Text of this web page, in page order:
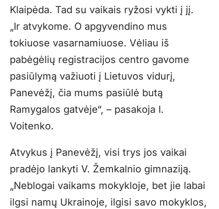
Klaipėda. Tad su vaikais ryžosi vykti į jį.
„Ir atvykome. O apgyvendino mus
tokiuose vasarnamiuose. Vėliau iš
pabėgėlių registracijos centro gavome
pasiūlymą važiuoti į Lietuvos vidurį,
Panevėžį, čia mums pasiūlė butą
Ramygalos gatvėje“, – pasakoja I.
Voitenko.
Atvykus į Panevėžį, visi trys jos vaikai
pradėjo lankyti V. Žemkalnio gimnaziją.
„Neblogai vaikams mokykloje, bet jie labai
ilgsi namų Ukrainoje, ilgisi savo mokyklos,